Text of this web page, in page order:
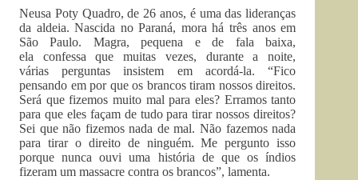
Neusa Poty Quadro, de 26 anos, é uma das lideranças
da aldeia. Nascida no Paraná, mora há três anos em
São Paulo. Magra, pequena e de fala baixa,
ela confessa que muitas vezes, durante a noite,
várias perguntas insistem em acordá-la. “Fico
pensando em por que os brancos tiram nossos direitos.
Será que fizemos muito mal para eles? Erramos tanto
para que eles façam de tudo para tirar nossos direitos?
Sei que não fizemos nada de mal. Não fazemos nada
para tirar o direito de ninguém. Me pergunto isso
porque nunca ouvi uma história de que os índios
fizeram um massacre contra os brancos”, lamenta.